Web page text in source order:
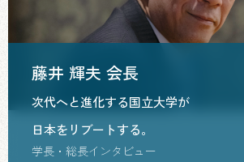
藤井 輝夫 会長
次代へと進化する国立大学が
日本をリブートする。
学長・総長インタビュー